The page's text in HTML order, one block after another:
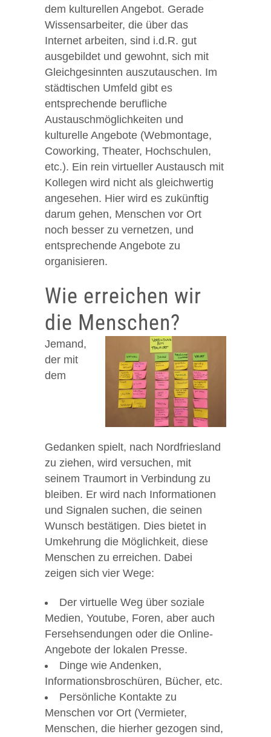
dem kulturellen Angebot. Gerade
Wissensarbeiter, die über das
Internet arbeiten, sind i.d.R. gut
ausgebildet und gewohnt, sich mit
Gleichgesinnten auszutauschen. Im
städtischen Umfeld gibt es
entsprechende berufliche
Austauschmöglichkeiten und
kulturelle Angebote (Webmontage,
Coworking, Theater, Hochschulen,
etc.). Ein rein virtueller Austausch mit
Kollegen wird nicht als gleichwertig
angesehen. Hier wird es zukünftig
darum gehen, Menschen vor Ort
noch besser zu vernetzen, und
entsprechende Angebote zu
organisieren.
Wie erreichen wir
die Menschen?
Jemand,
der mit
dem
Gedanken spielt, nach Nordfriesland
zu ziehen, wird versuchen, mit
seinem Traumort in Verbindung zu
bleiben. Er wird nach Informationen
und Signalen suchen, die seinen
Wunsch bestätigen. Dies bietet in
Umkehrung die Möglichkeit, diese
Menschen zu erreichen. Dabei
zeigen sich vier Wege:
Der virtuelle Weg über soziale
Medien, Youtube, Foren, aber auch
Fersehsendungen oder die Online-
Angebote der lokalen Presse.
Dinge wie Andenken,
Informationsbroschüren, Bücher, etc.
Persönliche Kontakte zu
Menschen vor Ort (Vermieter,
Menschen, die hierher gezogen sind,